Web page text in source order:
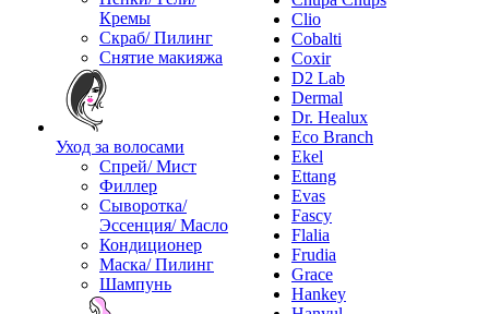
Кремы
Скраб/ Пилинг
Снятие макияжа
Уход за волосами
Спрей/ Мист
Филлер
Сыворотка/
Эссенция/ Масло
Кондиционер
Маска/ Пилинг
Шампунь
Clio
Cobalti
Coxir
D2 Lab
Dermal
Dr. Healux
Eco Branch
Ekel
Ettang
Evas
Fascy
Flalia
Frudia
Grace
Hankey